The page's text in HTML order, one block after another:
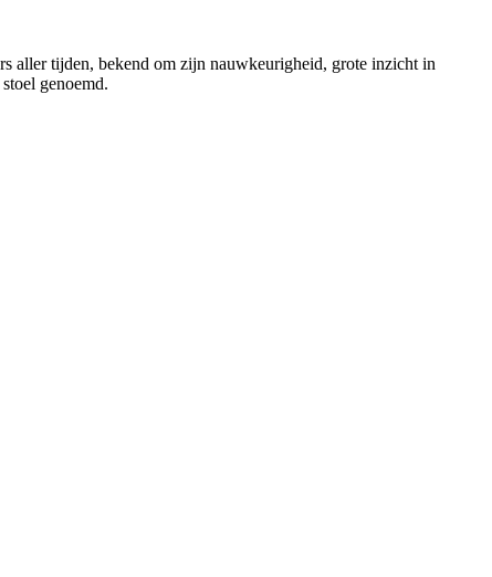
aller tijden, bekend om zijn nauwkeurigheid, grote inzicht in
genoemd.